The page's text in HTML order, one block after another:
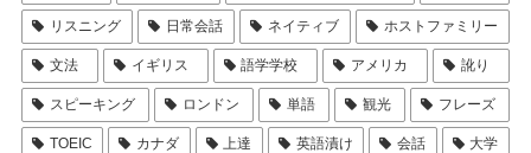
リスニング 日常会話 ネイティブ ホストファミリー
文法 イギリス 語学学校 アメリカ 訛り
スピーキング ロンドン 単語 観光 フレーズ
TOEIC カナダ 上達 英語漬け 会話 大学